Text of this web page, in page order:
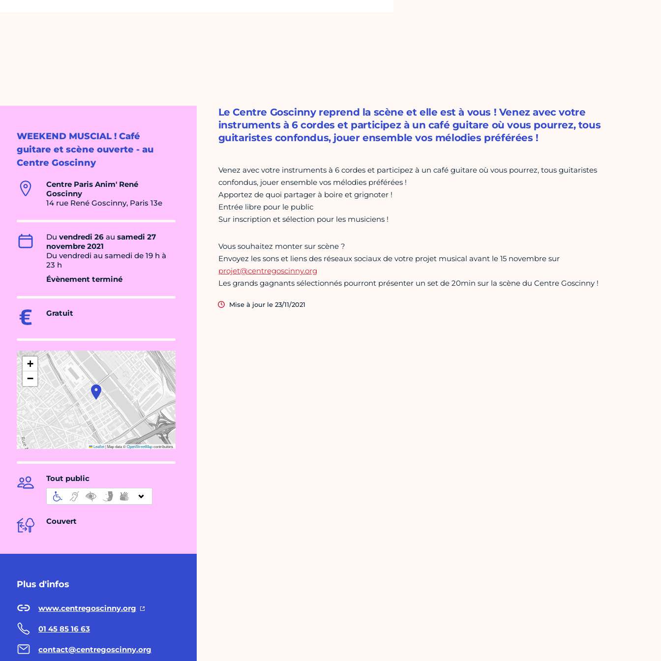
WEEKEND MUSCIAL ! Café
guitare et scène ouverte - au
Centre Goscinny
Centre Paris Anim' René
Goscinny
14 rue René Goscinny, Paris 13e
Du vendredi 26 au samedi 27
novembre 2021
Du vendredi au samedi de 19 h à
23 h
Évènement terminé
Gratuit
+
−
Leaflet|Map data ©OpenStreetMapcontributors
Tout public
Couvert
Plus d'infos
www.centregoscinny.org
01 45 85 16 63
contact@centregoscinny.org
Le Centre Goscinny reprend la scène et elle est à vous ! Venez avec votre
instruments à 6 cordes et participez à un café guitare où vous pourrez, tous
guitaristes confondus, jouer ensemble vos mélodies préférées !
Venez avec votre instruments à 6 cordes et participez à un café guitare où vous pourrez, tous guitaristes
confondus, jouer ensemble vos mélodies préférées !
Apportez de quoi partager à boire et grignoter !
Entrée libre pour le public
Sur inscription et sélection pour les musiciens !
Vous souhaitez monter sur scène ?
Envoyez les sons et liens des réseaux sociaux de votre projet musical avant le 15 novembre sur
projet@centregoscinny.org
Les grands gagnants sélectionnés pourront présenter un set de 20min sur la scène du Centre Goscinny !
Mise à jour le 23/11/2021